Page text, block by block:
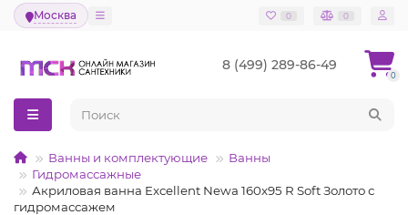
Москва 0 0
8 (499) 289-86-49
0
Ванны и комплектующие
Ванны
Гидромассажные
Акриловая ванна Excellent Newa 160x95 R Soft Золото с
гидромассажем